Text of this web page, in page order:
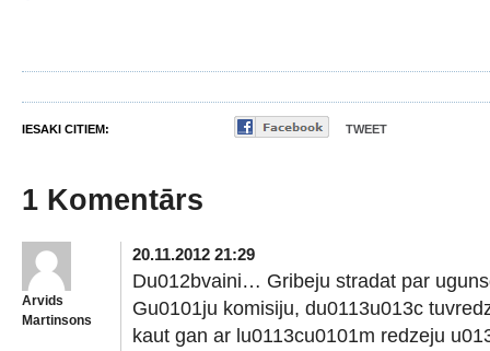
IESAKI CITIEM: TWEET
1 Komentārs
Arvids
Martinsons
20.11.2012 21:29
Du012bvaini… Gribeju stradat par
Gu0101ju komisiju, du0113u013c
kaut gan ar lu0113cu0101m redzeju